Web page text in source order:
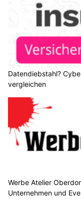
Datendiebstahl?
vergleichen
Werbe Atelier
Unternehmen und